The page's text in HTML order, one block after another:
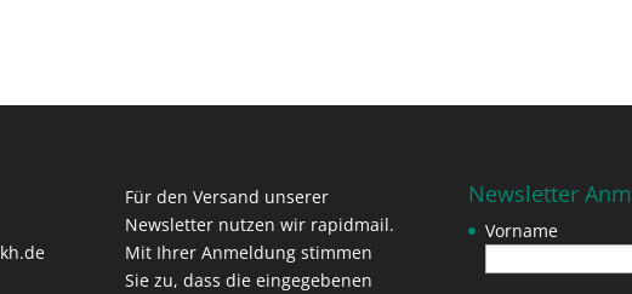
Für den Versand unserer
Newsletter nutzen wir rapidmail.
Mit Ihrer Anmeldung stimmen
Sie zu, dass die eingegebenen
Newsletter
Vorname